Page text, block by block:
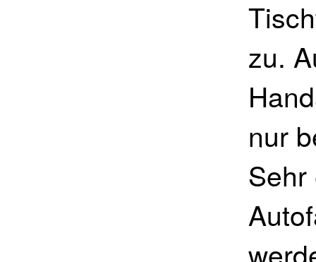
zu.
nur